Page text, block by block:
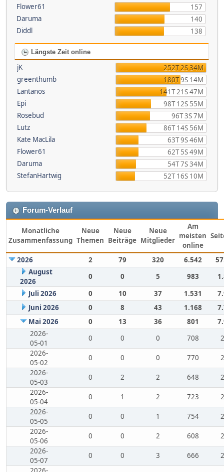
Flower61
157
Daruma
140
Diddl
138
Längste Zeit online
jK
252T 2S 34M
greenthumb
180T 9S 14M
Lantanos
141T 21S 47M
Epi
98T 12S 55M
Rosebud
96T 3S 7M
Lutz
86T 14S 56M
Kate MacLila
63T 9S 46M
Flower61
62T 5S 49M
Daruma
54T 7S 34M
StefanHartwig
52T 16S 10M
Forum-Verlauf
Monatliche
Zusammenfassung
Neue
Themen
Neue
Beiträge
Neue
Mitglieder
Am
meisten
online
2026 2 79 320 6.542
August
2026
0 0 5 983
Juli 2026
0 10 37 1.531
Juni 2026
0 8 43 1.168
Mai 2026
0 13 36 801
2026-
05-01
0 0 0 708
2026-
05-02
0 0 0 770
2026-
05-03
0 2 2 648
2026-
05-04
0 1 2 723
2026-
05-05
0 0 1 754
2026-
05-06
0 0 2 608
2026-
05-07
0 0 3 666